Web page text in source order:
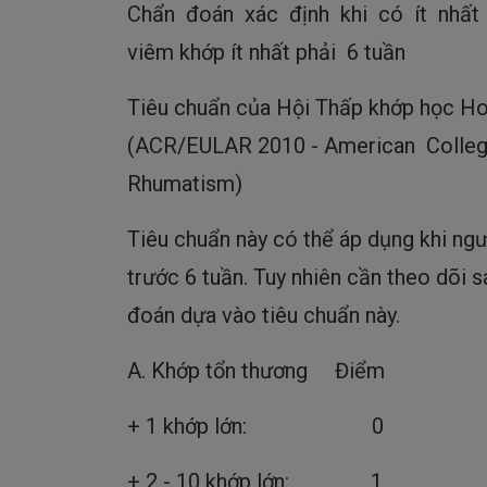
Chẩn đoán xác định khi có ít nhất
viêm khớp ít nhất phải 6 tuần
Tiêu chuẩn của Hội Thấp khớp học
(ACR/EULAR 2010 - American
Rhumatism)
Tiêu chuẩn này có thể áp dụng khi
trước 6 tuần. Tuy nhiên cần theo dõi
đoán dựa vào tiêu chuẩn này.
A. Khớp tổn thương Điểm
+ 1 khớp lớn: 0
+ 2 - 10 khớp lớn: 1